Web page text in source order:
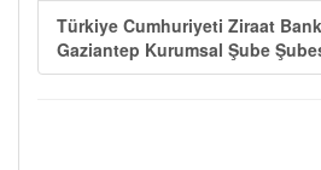
Türkiye Cumhuriyeti Ziraat
Gaziantep Kurumsal Şube